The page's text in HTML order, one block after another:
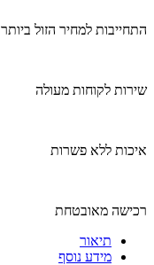
התחייבות למחיר הזול ביותר
שירות לקוחות מעולה
איכות ללא פשרות
רכישה מאובטחת
תיאור
מידע נוסף